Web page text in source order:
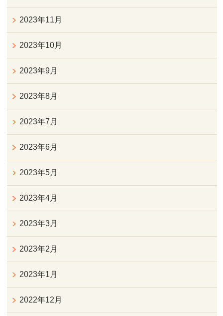
2023年11月
2023年10月
2023年9月
2023年8月
2023年7月
2023年6月
2023年5月
2023年4月
2023年3月
2023年2月
2023年1月
2022年12月